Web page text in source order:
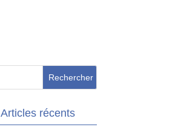
Articles récents